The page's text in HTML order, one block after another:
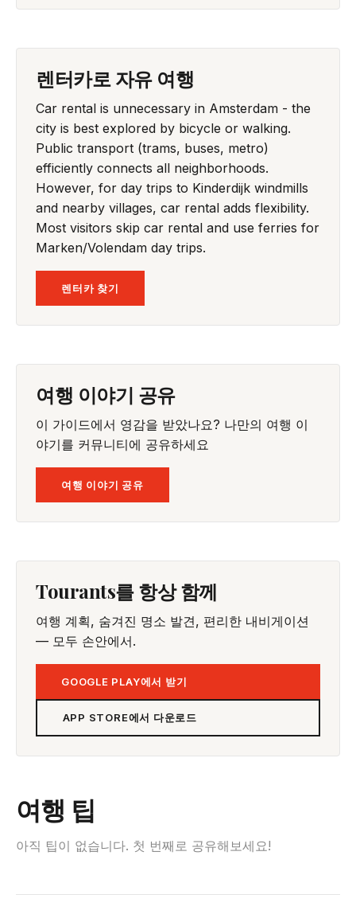
렌터카로 자유 여행
Car rental is unnecessary in Amsterdam - the
city is best explored by bicycle or walking.
Public transport (trams, buses, metro)
efficiently connects all neighborhoods.
However, for day trips to Kinderdijk windmills
and nearby villages, car rental adds flexibility.
Most visitors skip car rental and use ferries for
Marken/Volendam day trips.
렌터카 찾기
여행 이야기 공유
이 가이드에서 영감을 받았나요? 나만의 여행 이
야기를 커뮤니티에 공유하세요
여행 이야기 공유
Tourants를 항상 함께
여행 계획, 숨겨진 명소 발견, 편리한 내비게이션
— 모두 손안에서.
GOOGLE PLAY에서 받기
APP STORE에서 다운로드
여행 팁
아직 팁이 없습니다. 첫 번째로 공유해보세요!